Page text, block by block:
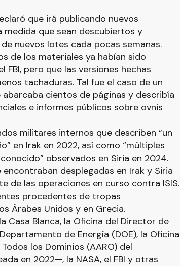
que irá publicando nuevos
que sean descubiertos y
nuevos lotes cada pocas semanas.
de los materiales ya habían sido
pero que las versiones hechas
tachaduras. Tal fue el caso de un
cientos de páginas y describía
e informes públicos sobre ovnis
militares internos que describen “un
en Irak en 2022, así como “múltiples
observados en Siria en 2024.
desplegadas en Irak y Siria
de las operaciones en curso contra ISIS.
procedentes de tropas
Árabes Unidos y en Grecia.
Casa Blanca, la Oficina del Director de
de Energía (DOE), la Oficina
los Dominios (AARO) del
en 2022—, la NASA, el FBI y otras